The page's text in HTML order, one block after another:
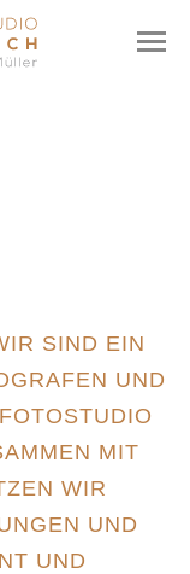
SIND EIN
UND
MIT
WIR
UND
UND